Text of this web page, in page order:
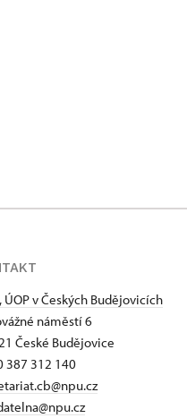
ÚOP v Českých Budějovicích
náměstí 6
České Budějovice
387 312 140